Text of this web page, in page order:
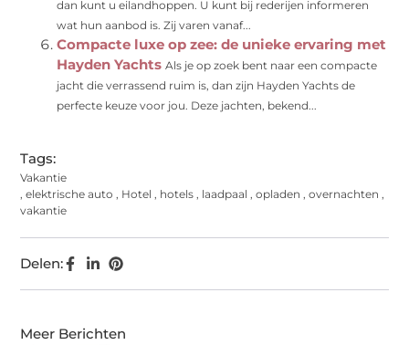
dan kunt u eilandhoppen. U kunt bij rederijen informeren
wat hun aanbod is. Zij varen vanaf...
Compacte luxe op zee: de unieke ervaring met
Hayden Yachts Als je op zoek bent naar een compacte
jacht die verrassend ruim is, dan zijn Hayden Yachts de
perfecte keuze voor jou. Deze jachten, bekend...
Tags:
Vakantie
,elektrische auto , Hotel , hotels , laadpaal ,opladen ,overnachten ,
vakantie
Delen:
Meer Berichten